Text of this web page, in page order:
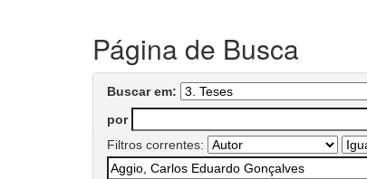
Página de Busca
Buscar em:
por
Filtros correntes: